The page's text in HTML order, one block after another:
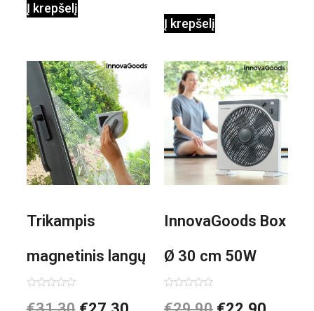
Į krepšelį
Į krepšelį
Trikampis
magnetinis langų
valiklis Klinmag
0
InnovaGoods Box
Ø 30 cm 50W
Baltai pilkas
0